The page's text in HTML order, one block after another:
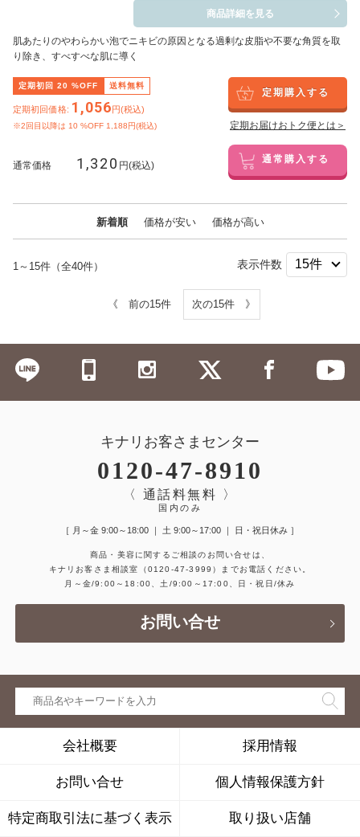
商品詳細を見る
肌あたりのやわらかい泡でニキビの原因となる過剰な皮脂や不要な角質を取
り除き、すべすべな肌に導く
定期初回 20 %OFF 送料無料
定期初回価格: 1,056円(税込)
※2回目以降は 10 %OFF 1,188円(税込)
定期購入する
定期お届けおトク便とは＞
通常価格 1,320 円(税込) 通常購入する
新着順 価格が安い 価格が高い
1～15件（全40件） 表示件数
《 前の15件 次の15件 》
キナリお客さまセンター
0120-47-8910
〈 通話料無料 〉
国内のみ
［ 月～金 9:00～18:00 ｜ 土 9:00～17:00 ｜ 日・祝日休み ］
商品・美容に関するご相談のお問い合せは、
キナリお客さま相談室
（0120-47-3999）
までお電話ください。
月～金/9:00～18:00、土/9:00～17:00、日・祝日/休み
お問い合せ
会社概要 採用情報
お問い合せ 個人情報保護方針
特定商取引法に基づく表示 取り扱い店舗